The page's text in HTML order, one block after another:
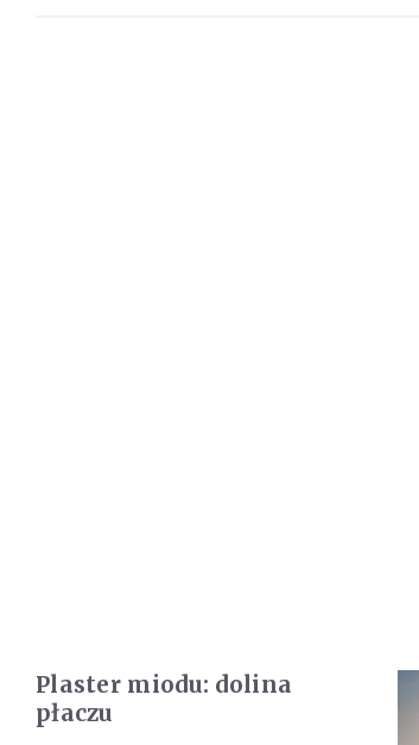
Plaster miodu: dolina
płaczu